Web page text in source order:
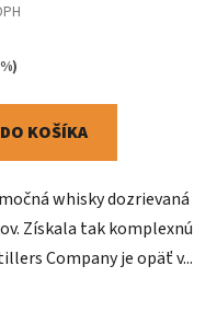
DO KOŠÍKA
whisky dozrievaná
Získala tak komplexnú
Company je opäť v...